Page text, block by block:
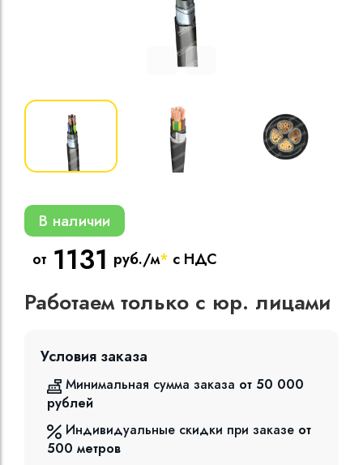
Кабели
изоляцией
В наличии
от 1131 руб./м* с НДС
Работаем только с юр. лицами
Условия заказа
Минимальная сумма заказа от 50 000
рублей
Индивидуальные скидки при заказе от
500 метров